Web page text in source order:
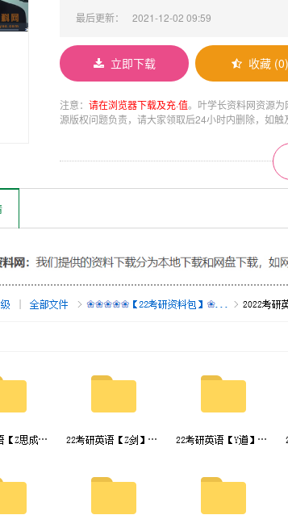
最后更新：
2021-12-02 09:59
立即下载 收藏 (0)
注意： 请在浏览器下载及充·值。叶学长资料网资源
源版权问题负责，请大家领取后24小时内删除，如触